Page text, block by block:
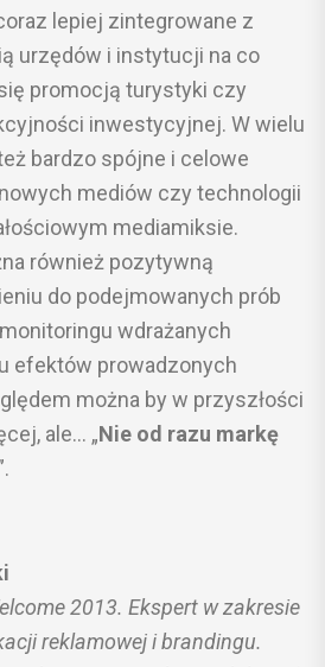
lepiej zintegrowane z
urzędów i instytucji na co
promocją turystyki czy
inwestycyjnej. W wielu
bardzo spójne i celowe
mediów czy technologii
mediamiksie.
również pozytywną
do podejmowanych prób
wdrażanych
efektów prowadzonych
można by w przyszłości
ale… „Nie od razu markę
2013. Ekspert w zakresie
reklamowej i brandingu.